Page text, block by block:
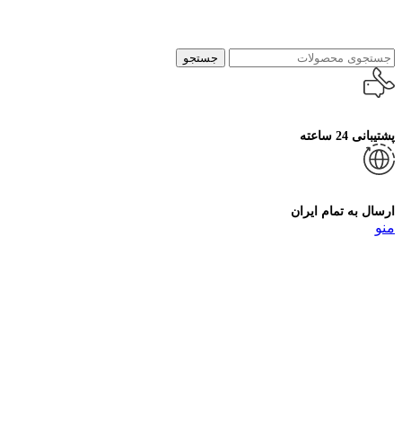
جستجو
پشتیبانی 24 ساعته
ارسال به تمام ایران
منو